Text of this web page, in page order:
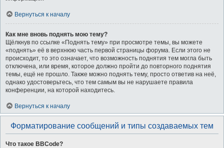
Вернуться к началу
Как мне вновь поднять мою тему?
Щёлкнув по ссылке «Поднять тему» при просмотре темы, вы можете
«поднять» её в верхнюю часть первой страницы форума. Если этого не
происходит, то это означает, что возможность поднятия тем могла быть
отключена, или время, которое должно пройти до повторного поднятия
темы, ещё не прошло. Также можно поднять тему, просто ответив на неё,
однако удостоверьтесь, что тем самым вы не нарушаете правила
конференции, на которой находитесь.
Вернуться к началу
Форматирование сообщений и типы создаваемых тем
Что такое BBCode?